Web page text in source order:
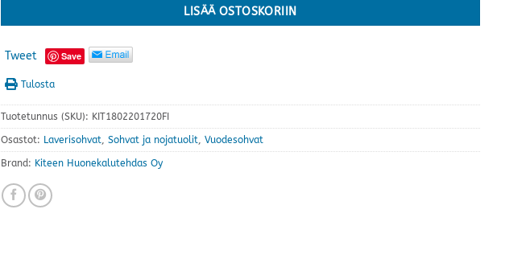
LISÄÄ OSTOSKORIIN
Tweet Save
Tulosta
Tuotetunnus (SKU): KIT1802201720FI
Osastot: Laverisohvat Sohvat ja nojatuolit Vuodesohvat
Brand: Kiteen Huonekalutehdas Oy